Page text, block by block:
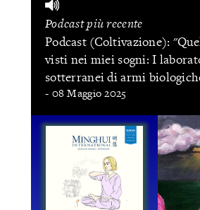
Podcast più recente
Podcast (Coltivazione):
visti nei miei sogni: I
sotterranei di armi
- 08 Maggio 2025